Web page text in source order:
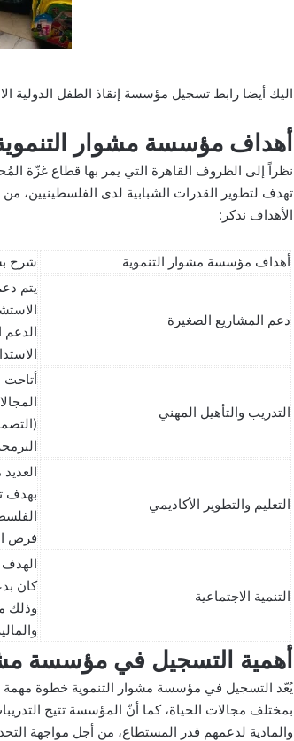
اليك أيضا رابط تسجيل مؤسسة إنقاذ الطفل الدولية
أهداف مؤسسة مشوار
نظراً إلى الظروف القاهرة التي يمر بها قطاع غزّة
تهدف لتطوير القدرات الشبابية لدى الفلسطينيين،
الأهداف نذكر:
أهداف مؤسسة مشوار التنموية شرح
دعم المشاريع الصغيرة
يتم
الدعم
التدريب والتأهيل المهني
أتاحت
التعليم والتطوير الأكاديمي
بهدف
فرص
التنمية الاجتماعية
كان
وذلك
أهمية التسجيل في مؤسسة
يُعّد التسجيل في مؤسسة مشوار التنموية خطوة مهمة
بمختلف مجالات الحياة، كما أنّ المؤسسة تتيح
والمادية لدعمهم قدر المستطاع، من أجل مواجهة